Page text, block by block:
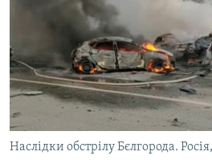
СПЕЦПРОЕКТИ
ДЕПОРТАЦІЯ
ВІДЕОУРОКИ «ELIFBE»
СВІДЧЕННЯ ОКУПАЦІЇ
УКРАЇНСЬКА ПРОБЛЕМА КРИМУ
ІНФОГРАФІКА
ЯК ОБІЙТИ БЛОКУВАННЯ
Русский
Qırımtatar
ДОЛУЧАЙСЯ!
Наслідки обстрілу Бєлгорода.